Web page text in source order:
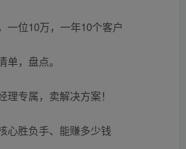
一位10万，一年10个客户
，盘点。
专属，卖解决方案！
心胜负手、能赚多少钱